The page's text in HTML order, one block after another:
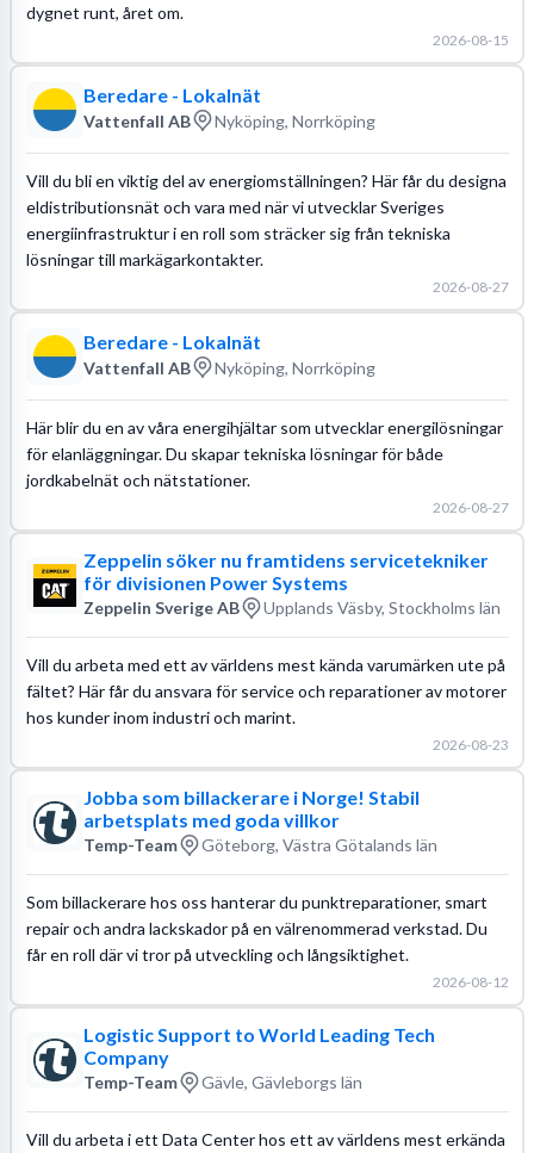
dygnet runt, året om.
2026-08-15
Beredare - Lokalnät
Vattenfall AB Nyköping, Norrköping
Vill du bli en viktig del av energiomställningen? Här får du designa
eldistributionsnät och vara med när vi utvecklar Sveriges
energiinfrastruktur i en roll som sträcker sig från tekniska
lösningar till markägarkontakter.
2026-08-27
Beredare - Lokalnät
Vattenfall AB Nyköping, Norrköping
Här blir du en av våra energihjältar som utvecklar energilösningar
för elanläggningar. Du skapar tekniska lösningar för både
jordkabelnät och nätstationer.
2026-08-27
Zeppelin söker nu framtidens servicetekniker
för divisionen Power Systems
Zeppelin Sverige AB Upplands Väsby, Stockholms län
Vill du arbeta med ett av världens mest kända varumärken ute på
fältet? Här får du ansvara för service och reparationer av motorer
hos kunder inom industri och marint.
2026-08-23
Jobba som billackerare i Norge! Stabil
arbetsplats med goda villkor
Temp-Team Göteborg, Västra Götalands län
Som billackerare hos oss hanterar du punktreparationer, smart
repair och andra lackskador på en välrenommerad verkstad. Du
får en roll där vi tror på utveckling och långsiktighet.
2026-08-12
Logistic Support to World Leading Tech
Company
Temp-Team Gävle, Gävleborgs län
Vill du arbeta i ett Data Center hos ett av världens mest erkända